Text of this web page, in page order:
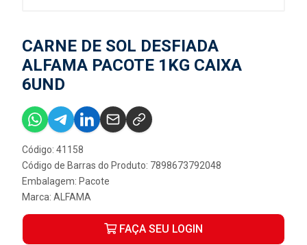
CARNE DE SOL DESFIADA
ALFAMA PACOTE 1KG CAIXA
6UND
Código: 41158
Código de Barras do Produto: 7898673792048
Embalagem: Pacote
Marca: ALFAMA
FAÇA SEU LOGIN